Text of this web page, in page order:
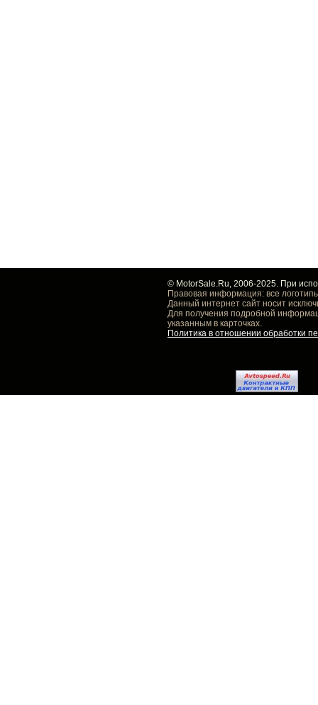
© MotorSale.Ru, 2006-2025. При
Правовая информация: все
Данный интернет сайт носит
Для получения подробной
указанным в карточках.
Политика в отношении обработки